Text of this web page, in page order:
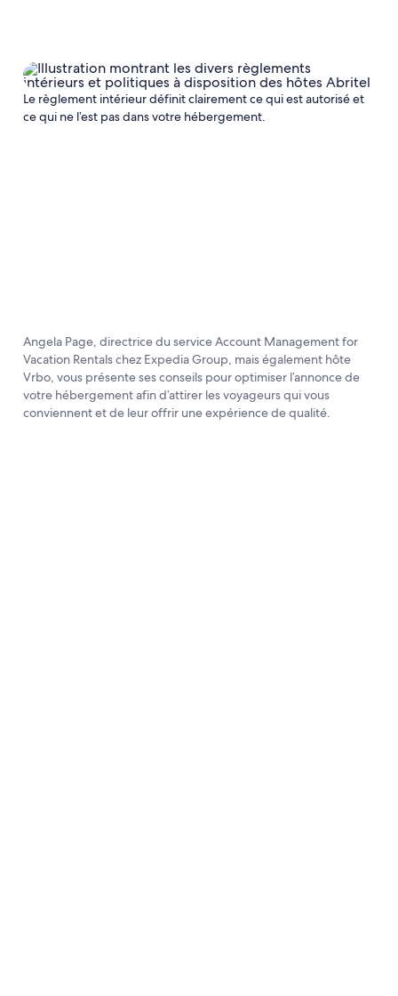
Le règlement intérieur définit clairement ce qui est autorisé et
ce qui ne l’est pas dans votre hébergement.
Angela Page, directrice du service Account Management for
Vacation Rentals chez Expedia Group, mais également hôte
Vrbo, vous présente ses conseils pour optimiser l’annonce de
votre hébergement afin d’attirer les voyageurs qui vous
conviennent et de leur offrir une expérience de qualité.